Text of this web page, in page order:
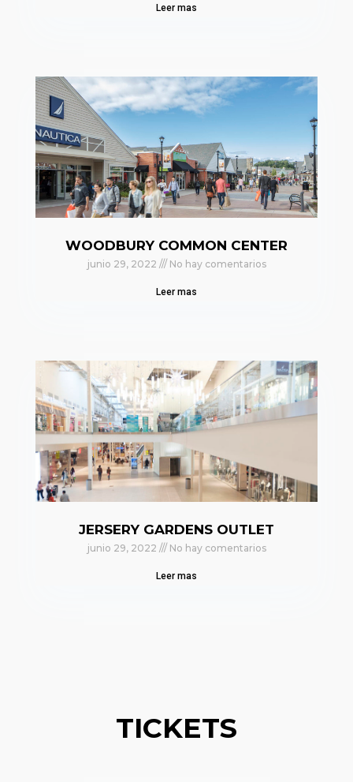
Leer mas
WOODBURY COMMON CENTER
junio 29, 2022 No hay comentarios
Leer mas
JERSERY GARDENS OUTLET
junio 29, 2022 No hay comentarios
Leer mas
TICKETS